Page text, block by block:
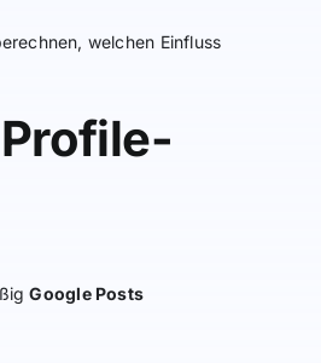
welchen Einfluss
Google Posts